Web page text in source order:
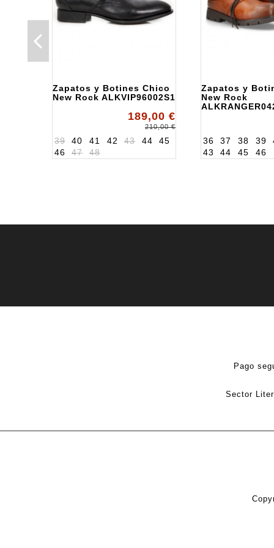
Zapatos y Botines Chico
New Rock ALKVIP96002S1
189,00 €
210,00 €
39 40 41 42 43 44
45
46
47 48
Zapatos y
New Rock
36 37 38 39
43
44 45 46
Pago
Sector